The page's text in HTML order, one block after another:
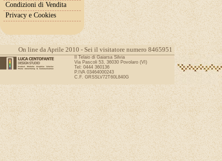
Condizioni di Vendita
Privacy e Cookies
On line da Aprile 2010 - Sei il visitatore numero 8465951
Il Telaio di Gaiarsa Silvia
Via Pascoli 53, 36030 Povolaro (VI)
Tel: 0444 360136
P.IVA 03464000243
C.F. GRSSLV72T60L840G